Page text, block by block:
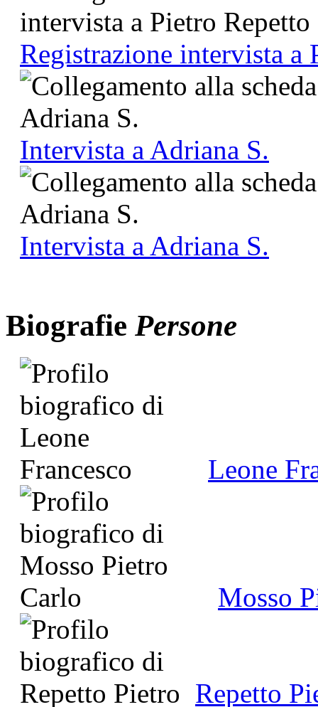
Registrazione intervista a
Intervista a Adriana S.
Intervista a Adriana S.
Biografie Persone
Leone
Mosso
Repetto